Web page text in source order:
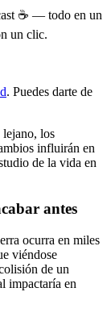
☕ — todo en un
un clic.
. Puedes darte de
lejano, los
influirán en
de la vida en
antes
ocurra en miles
viéndose
de un
impactaría en